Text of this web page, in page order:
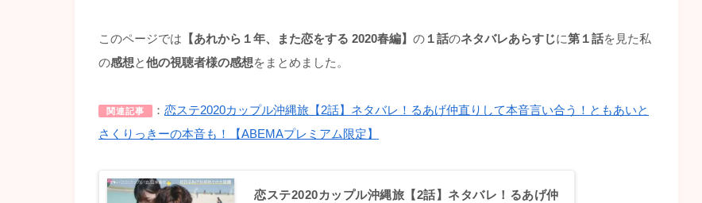
このページでは 【あれから１年、また恋をする 2020春編】 の １話のネタバレあらすじに第１話を見た私
の感想と他の視聴者様の感想をまとめました。
関連記事 ： 恋ステ2020カップル沖縄旅【2話】ネタバレ！るあげ仲直りして本音言い合う！ともあいと
さくりっきーの本音も！【ABEMAプレミアム限定】
恋ステ2020カップル沖縄旅【2話】ネタバレ！るあげ仲